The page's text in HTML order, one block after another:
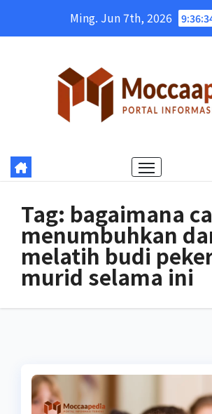
Ming. Jun 7th, 2026
Tag: bagaimana
menumbuhkan
melatih budi
murid selama ini